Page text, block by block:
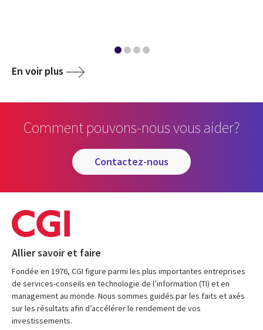
En voir plus
Comment pouvons-nous vous aider?
contactez-nous
Allier savoir et faire
Fondée en 1976, CGI figure parmi les plus importantes entreprises
de services-conseils en technologie de l’information (TI) et en
management au monde. Nous sommes guidés par les faits et axés
sur les résultats afin d’accélérer le rendement de vos
investissements.